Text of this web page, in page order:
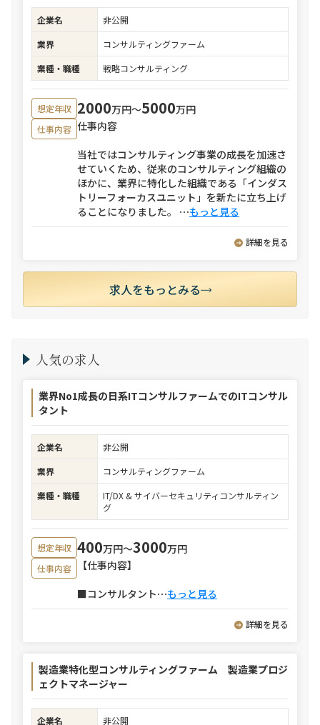
企業名
非公開
業界
コンサルティングファーム
業種・職種
戦略コンサルティング
想定年収 2000万円〜5000万円
仕事内容 仕事内容
当社ではコンサルティング事業の成長を加速さ
せていくため、従来のコンサルティング組織の
ほかに、業界に特化した組織である「インダス
トリーフォーカスユニット」を新たに立ち上げ
ることになりました。 ⋯もっと見る
詳細を見る
求人をもっとみる
人気の求人
業界No1成長の日系ITコンサルファームでのITコンサル
タント
企業名
非公開
業界
コンサルティングファーム
業種・職種
IT/DX & サイバーセキュリティコンサルティン
グ
想定年収 400万円〜3000万円
仕事内容
【仕事内容】
■コンサルタント⋯もっと見る
詳細を見る
製造業特化型コンサルティングファーム 製造業プロジ
ェクトマネージャー
企業名 非公開